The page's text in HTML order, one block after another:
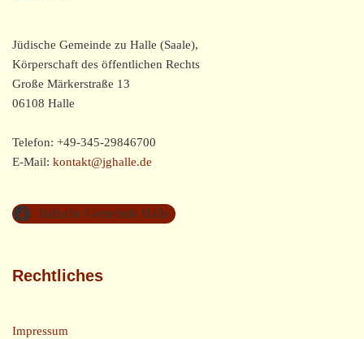
Jüdische Gemeinde zu Halle (Saale),
Körperschaft des öffentlichen Rechts
Große Märkerstraße 13
06108 Halle
Telefon: +49-345-29846700
E-Mail: kontakt@jghalle.de
Jüdische Gemeinde Halle
Rechtliches
Impressum